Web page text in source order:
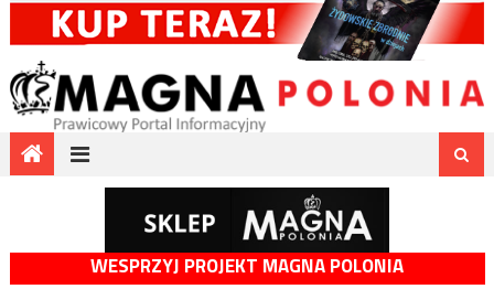
WESPRZYJ PROJEKT MAGNA POLONIA